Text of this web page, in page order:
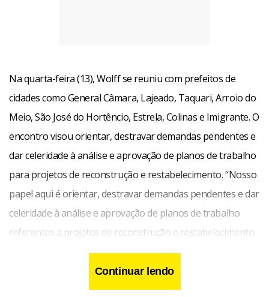
Na quarta-feira (13), Wolff se reuniu com prefeitos de
cidades como General Câmara, Lajeado, Taquari, Arroio do
Meio, São José do Hortêncio, Estrela, Colinas e Imigrante. O
encontro visou orientar, destravar demandas pendentes e
dar celeridade à análise e aprovação de planos de trabalho
para projetos de reconstrução e restabelecimento. “Nosso
papel aqui é orientar, destravar demandas pendentes e dar
celeridade à análise e aprovação de planos de trabalho
referentes a projetos de reconstrução e restabelecimento.
O Rio Grande do Sul sempre esteve nas prioridades do
Governo Federal”, afirmou o secretário.
Continuar lendo